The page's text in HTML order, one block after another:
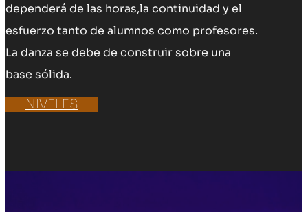
dependerá de las horas,la continuidad y el
esfuerzo tanto de alumnos como profesores.
La danza se debe de construir sobre una
base sólida.
NIVELES